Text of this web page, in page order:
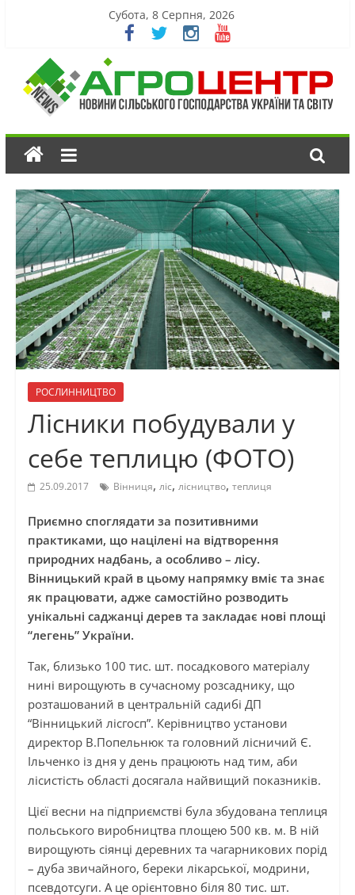
Субота, 8 Серпня, 2026
РОСЛИННИЦТВО
Лісники побудували у
себе теплицю (ФОТО)
25.09.2017 Вінниця, ліс, лісництво, теплиця
Приємно споглядати за позитивними
практиками, що націлені на відтворення
природних надбань, а особливо – лісу.
Вінницький край в цьому напрямку вміє та знає
як працювати, адже самостійно розводить
унікальні саджанці дерев та закладає нові площі
“легень” України.
Так, близько 100 тис. шт. посадкового матеріалу
нині вирощують в сучасному розсаднику, що
розташований в центральній садибі ДП
“Вінницький лісгосп”. Керівництво установи
директор В.Попельнюк та головний лісничий Є.
Ільченко із дня у день працюють над тим, аби
лісистість області досягала найвищий показників.
Цієї весни на підприємстві була збудована теплиця
польського виробництва площею 500 кв. м. В ній
вирощують сіянці деревних та чагарникових порід
– дуба звичайного, береки лікарської, модрини,
псевдотсуги. А це орієнтовно біля 80 тис. шт.